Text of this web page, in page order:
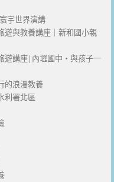
宇世界演講
遊與教養講座｜新和國小親
遊講座|內壢國中・與孩子一
的浪漫教養
利署北區